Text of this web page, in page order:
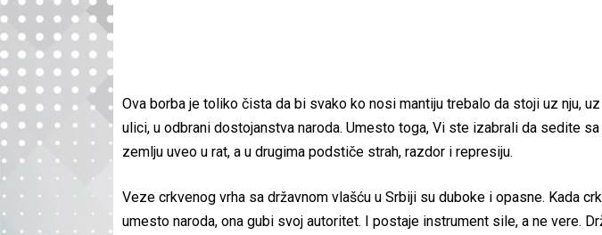
Ova borba je toliko čista da bi svako ko nosi mantiju trebalo da stoji uz nju,
ulici, u odbrani dostojanstva naroda. Umesto toga, Vi ste izabrali da sedite
zemlju uveo u rat, a u drugima podstiče strah, razdor i represiju.
Veze crkvenog vrha sa državnom vlašću u Srbiji su duboke i opasne. Kada
umesto naroda, ona gubi svoj autoritet. I postaje instrument sile, a ne vere.